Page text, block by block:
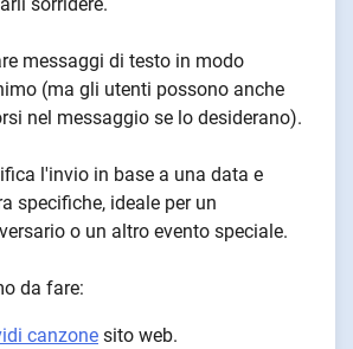
sorridere.
messaggi di testo in modo
(ma gli utenti possono anche
nel messaggio se lo desiderano).
l'invio in base a una data e
specifiche, ideale per un
o un altro evento speciale.
da fare:
canzone sito web.